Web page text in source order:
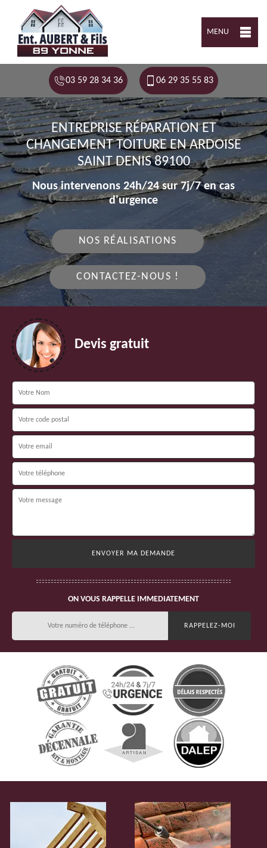
MENU
03 59 28 34 36 06 29 35 55 83
ENTREPRISE RÉPARATION ET
CHANGEMENT TOITURE EN ARDOISE
SAINT DENIS 89100
Nous intervenons 24h/24 sur 7j/7 en cas
d'urgence
NOS RÉALISATIONS
CONTACTEZ-NOUS !
Devis gratuit
ON VOUS RAPPELLE IMMEDIATEMENT